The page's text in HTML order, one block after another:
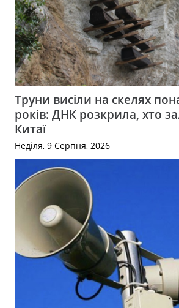
Труни висіли на скелях
років: ДНК розкрила, хто
Китаї
Неділя, 9 Серпня, 2026